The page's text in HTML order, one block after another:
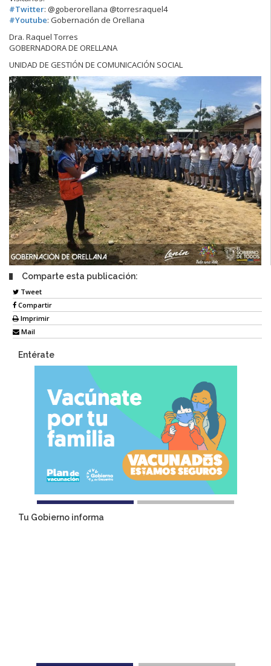
#Twitter: @goberorellana @torresraquel4
#Youtube: Gobernación de Orellana
Dra. Raquel Torres
GOBERNADORA DE ORELLANA
UNIDAD DE GESTIÓN DE COMUNICACIÓN SOCIAL
Comparte esta publicación:
Tweet
Compartir
Imprimir
Mail
Entérate
Tu Gobierno informa